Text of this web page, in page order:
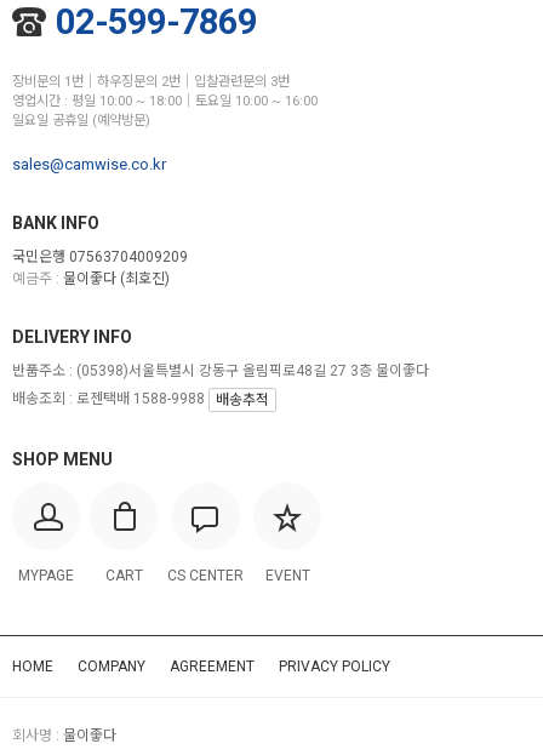
02-599-7869
장비문의 1번│하우징문의 2번│입찰관련문의 3번
영업시간 : 평일 10:00 ~ 18:00│토요일 10:00 ~ 16:00
일요일 공휴일 (예약방문)
sales@camwise.co.kr
BANK INFO
국민은행 07563704009209
예금주 : 물이좋다 (최호진)
SHOP MENU
MYPAGE CART CS CENTER EVENT
DELIVERY INFO
반품주소 : (05398)서울특별시 강동구 올림픽로48길 27 3층 물이좋다
배송조회 : 로젠택배 1588-9988
배송추적
HOME COMPANY AGREEMENT PRIVACY POLICY
회사명 : 물이좋다